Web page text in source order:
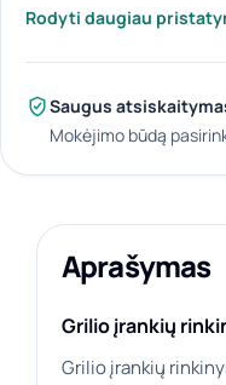
Rodyti daugiau
Saugus
Mokėjimo būdą
Aprašymas
Grilio įrankių
Grilio įrankių